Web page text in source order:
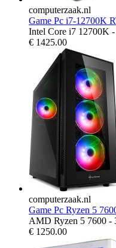
computerzaak.nl
Game Pc i7-12700K
Intel Core i7 12700K
€ 1425.00
computerzaak.nl
Game Pc Ryzen 5
AMD Ryzen 5 7600
€ 1250.00